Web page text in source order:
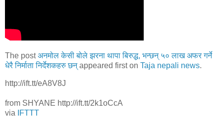
The postअनमोल केसी बोले झरना थापा बिरुद्ध, भन्छन् ५० लाख अफर गर्ने
धेरै निर्माता निर्देशकहरु छन्appeared first on Taja nepali news.
http://ift.tt/eA8V8J
from SHYANE http://ift.tt/2k1oCcA
via
IFTTT